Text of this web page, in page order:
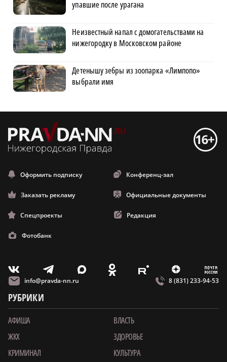
упавшие после урагана
Неизвестный напал с домогательствами на
нижегородку в Московском районе
Детенышу зебры из зоопарка «Лимпопо»
выбрали имя
Оформить подписку Конференц-зал
Заказать рекламу Официальные документы
Спецпроекты Редакция
Фотобанк
V T X O E Z m
info@pravda-nn.ru 8 (831) 233-94-53
РУБРИКИ
АФИША
ВЛАСТЬ
ЖКХ
ЗДОРОВЬЕ
КРИМИНАЛ
КУЛЬТУРА